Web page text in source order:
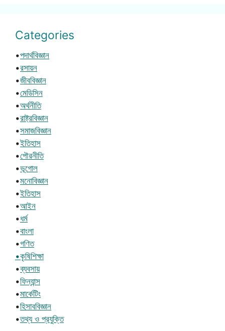
Categories
•পদার্থবিজ্ঞান
•রসায়ন
•জীববিজ্ঞান
•মেডিসিন
•অর্থনীতি
•রাষ্ট্রবিজ্ঞান
•সমাজবিজ্ঞান
•ইতিহাস
•পৌরনীতি
•ভূগোল
•মনোবিজ্ঞান
•ইতিহাস
•আইন
•ধর্ম
•বাংলা
•গণিত
•কৃষিশিক্ষা
•ব্যবসায়
•ফিন্যান্স
•মার্কেটিং
•হিসাববিজ্ঞান
•তথ্য ও প্রযুক্তি